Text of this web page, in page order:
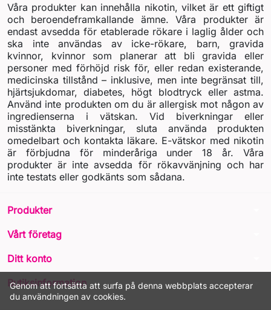
Genom att fortsätta att surfa på denna webbplats accepterar
du användningen av cookies.
Våra produkter kan innehålla nikotin, vilket är ett giftigt
och beroendeframkallande ämne. Våra produkter är
endast avsedda för etablerade rökare i laglig ålder och
ska inte användas av icke-rökare, barn, gravida
kvinnor, kvinnor som planerar att bli gravida eller
personer med förhöjd risk för, eller redan existerande,
medicinska tillstånd – inklusive, men inte begränsat till,
hjärtsjukdomar, diabetes, högt blodtryck eller astma.
Använd inte produkten om du är allergisk mot någon av
ingredienserna i vätskan. Vid biverkningar eller
misstänkta biverkningar, sluta använda produkten
omedelbart och kontakta läkare. E-vätskor med nikotin
är förbjudna för minderåriga under 18 år. Våra
produkter är inte avsedda för rökavvänjning och har
inte testats eller godkänts som sådana.
Produkter
Vårt företag
Ditt konto
Butiksinformation arrow_drop_down